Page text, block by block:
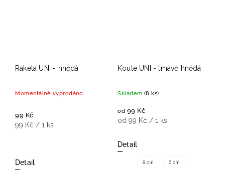
Raketa UNI - hnědá
Momentálně vyprodáno
99 Kč
99 Kč / 1 ks
Detail
Koule UNI - tmavě hnědá
Skladem (8 ks)
od 99 Kč
od 99 Kč / 1 ks
Detail
8 cm 6 cm